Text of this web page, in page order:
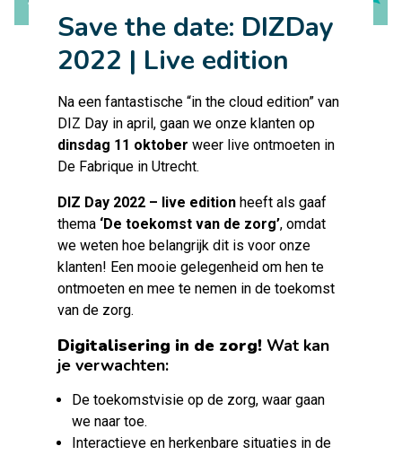
Save the date: DIZDay
2022 | Live edition
Na een fantastische “in the cloud edition” van
DIZ Day in april, gaan we onze klanten op
dinsdag 11 oktober weer live ontmoeten in
De Fabrique in Utrecht.
DIZ Day 2022 – live edition heeft als gaaf
thema ‘De toekomst van de zorg’, omdat
we weten hoe belangrijk dit is voor onze
klanten! Een mooie gelegenheid om hen te
ontmoeten en mee te nemen in de toekomst
van de zorg.
Digitalisering in de zorg! Wat kan
je verwachten:
De toekomstvisie op de zorg, waar gaan
we naar toe.
Interactieve en herkenbare situaties in de